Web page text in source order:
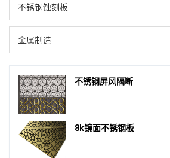
不锈钢蚀刻板
金属制造
不锈钢屏风隔断
8k镜面不锈钢板